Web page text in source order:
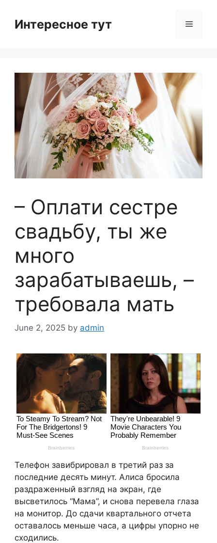
contentИнтересное тут Menu
– Оплати сестре
свадьбу, ты же
много
зарабатываешь, –
требовала мать
June 2, 2025 by admin
Телефон завибрировал в третий раз за
последние десять минут. Алиса бросила
раздраженный взгляд на экран, где
высветилось “Мама”, и снова перевела глаза
на монитор. До сдачи квартального отчета
оставалось меньше часа, а цифры упорно не
сходились.